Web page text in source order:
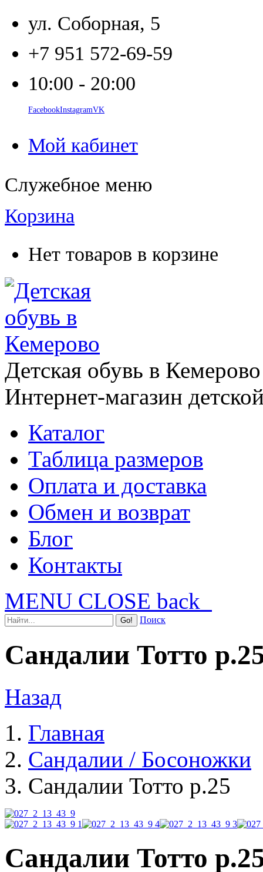
ул. Соборная, 5
+7 951 572-69-59
10:00 - 20:00
FacebookInstagramVK
Мой кабинет
Служебное меню
Корзина
Нет товаров в корзине
Детская обувь в Кемерово
Интернет-магазин
Каталог
Таблица размеров
Оплата и доставка
Обмен и возврат
Блог
Контакты
MENU CLOSE back
Поиск
Сандалии Тотто
Назад
Главная
Сандалии / Босоножки
Сандалии Тотто р.25
Сандалии Тотто